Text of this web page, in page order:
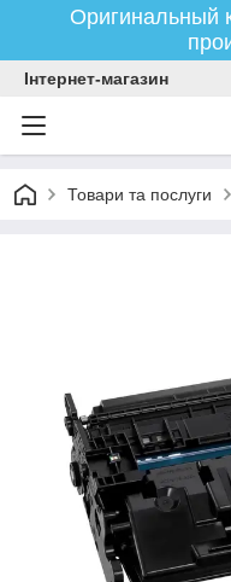
Оригинальный
Інтернет-магазин
Товари та послуги